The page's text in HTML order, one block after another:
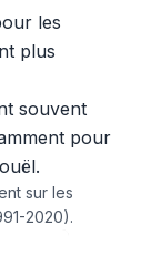
les
plus
souvent
pour
sur les
2020).